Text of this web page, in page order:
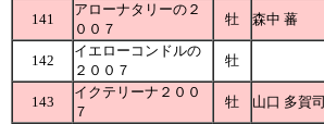
141
アローナタリーの２
００７
牡 森中 蕃
142
イエローコンドルの
２００７
牡
143
イクテリーナ２００
７
牡 山口 多賀司